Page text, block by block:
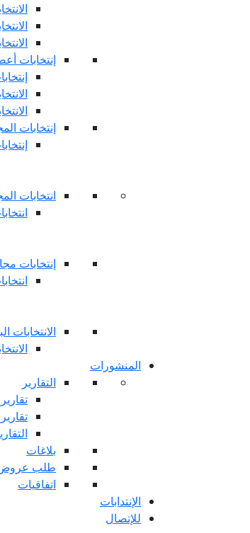
إنتخابات
إنتخابات
انتخابات
إنتخابات
الانتخابات
المنشورات
التقارير
بلاغات
طلب
اتفاقيات
الإنتدابات
للإتصال